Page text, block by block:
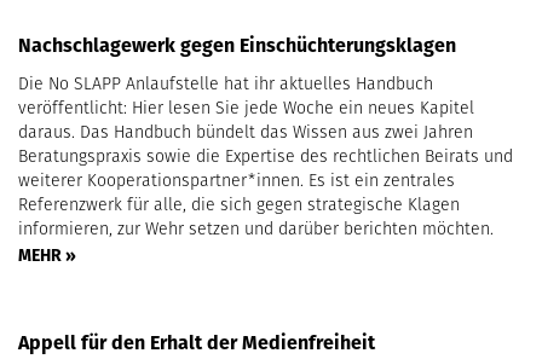
Nachschlagewerk gegen Einschüchterungsklagen
Die No SLAPP Anlaufstelle hat ihr aktuelles Handbuch
veröffentlicht: Hier lesen Sie jede Woche ein neues Kapitel
daraus. Das Handbuch bündelt das Wissen aus zwei Jahren
Beratungspraxis sowie die Expertise des rechtlichen Beirats und
weiterer Kooperationspartner*innen. Es ist ein zentrales
Referenzwerk für alle, die sich gegen strategische Klagen
informieren, zur Wehr setzen und darüber berichten möchten.
MEHR »
Appell für den Erhalt der Medienfreiheit